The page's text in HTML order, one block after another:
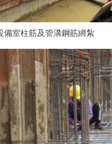
備室柱筋及管溝鋼筋綁紮